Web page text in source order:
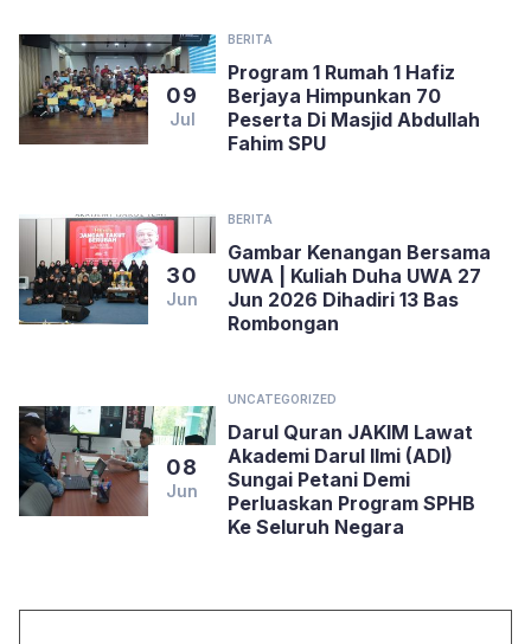
09
Jul
BERITA
Program 1 Rumah 1 Hafiz
Berjaya Himpunkan 70
Peserta Di Masjid Abdullah
Fahim SPU
30
Jun
BERITA
Gambar Kenangan Bersama
UWA | Kuliah Duha UWA 27
Jun 2026 Dihadiri 13 Bas
Rombongan
08
Jun
UNCATEGORIZED
Darul Quran JAKIM Lawat
Akademi Darul Ilmi (ADI)
Sungai Petani Demi
Perluaskan Program SPHB
Ke Seluruh Negara